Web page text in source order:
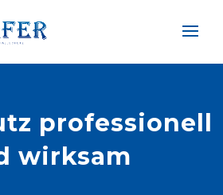
professionell
wirksam